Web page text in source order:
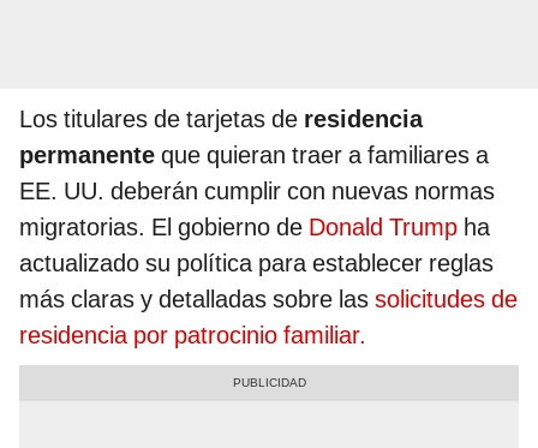
Los titulares de tarjetas de residencia
permanente que quieran traer a familiares a
EE. UU. deberán cumplir con nuevas normas
migratorias. El gobierno de Donald Trump ha
actualizado su política para establecer reglas
más claras y detalladas sobre las solicitudes de
residencia por patrocinio familiar.